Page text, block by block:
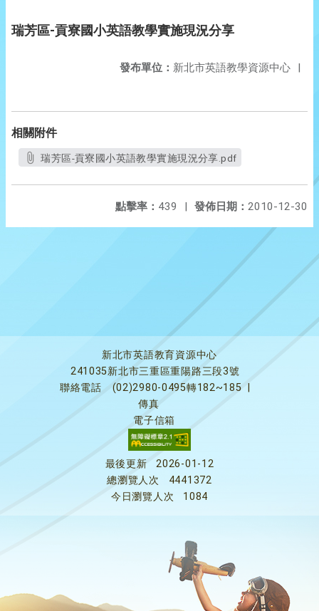
瑞芳區-貢寮國小英語教學實施現況分享
發布單位： 新北市英語教學資源中心 |
相關附件
瑞芳區-貢寮國小英語教學實施現況分享.pdf
發佈日期： 2010-12-30
點擊率： 439 |
新北市英語教育資源中心
241035新北市三重區重陽路三段3號
聯絡電話
(02)2980-0495轉182~185
傳真
電子信箱
最後更新
2026-01-12
總瀏覽人次
4441372
今日瀏覽人次
1084